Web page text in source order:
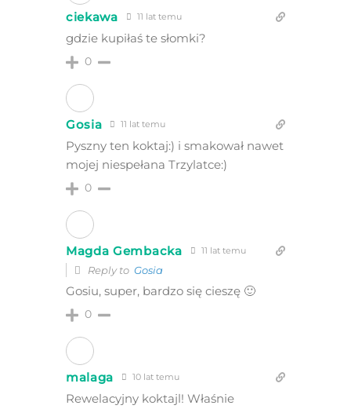
ciekawa 11 lat temu
gdzie kupiłaś te słomki?
0
Gosia 11 lat temu
Pyszny ten koktaj:) i smakował nawet
mojej niespełana Trzylatce:)
0
Magda Gembacka 11 lat temu
Reply to Gosia
Gosiu, super, bardzo się cieszę 🙂
0
malaga 10 lat temu
Rewelacyjny koktajl! Właśnie